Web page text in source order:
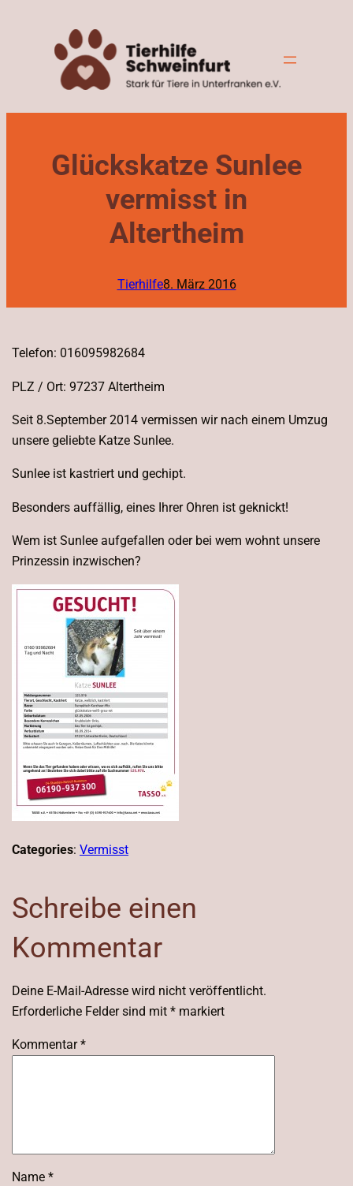
springen
Glückskatze Sunlee
vermisst in
Altertheim
Tierhilfe8. März 2016
Telefon: 016095982684
PLZ / Ort: 97237 Altertheim
Seit 8.September 2014 vermissen wir nach einem Umzug
unsere geliebte Katze Sunlee.
Sunlee ist kastriert und gechipt.
Besonders auffällig, eines Ihrer Ohren ist geknickt!
Wem ist Sunlee aufgefallen oder bei wem wohnt unsere
Prinzessin inzwischen?
Categories:Vermisst
Schreibe einen
Kommentar
Deine E-Mail-Adresse wird nicht veröffentlicht.
Erforderliche Felder sind mit* markiert
Kommentar*
Name*